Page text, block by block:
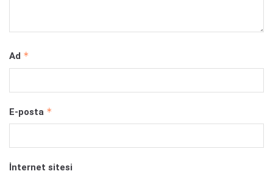
Ad *
E-posta *
İnternet sitesi